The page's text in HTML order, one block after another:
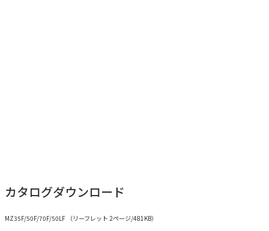
カタログダウンロード
MZ35F/50F/70F/50LF （リーフレット 2ページ/481KB）